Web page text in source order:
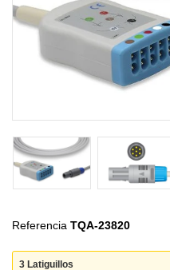
Referencia TQA-23820
3 Latiguillos